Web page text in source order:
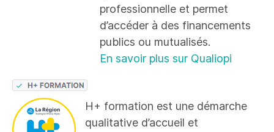
professionnelle et permet
d’accéder à des financements
publics ou mutualisés.
En savoir plus sur Qualiopi
H+ formation est une démarche
qualitative d’accueil et